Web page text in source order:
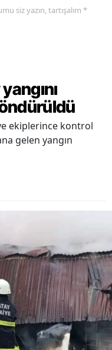
siz yazın, tartışalım *
ekiplerince kontrol
gelen yangın